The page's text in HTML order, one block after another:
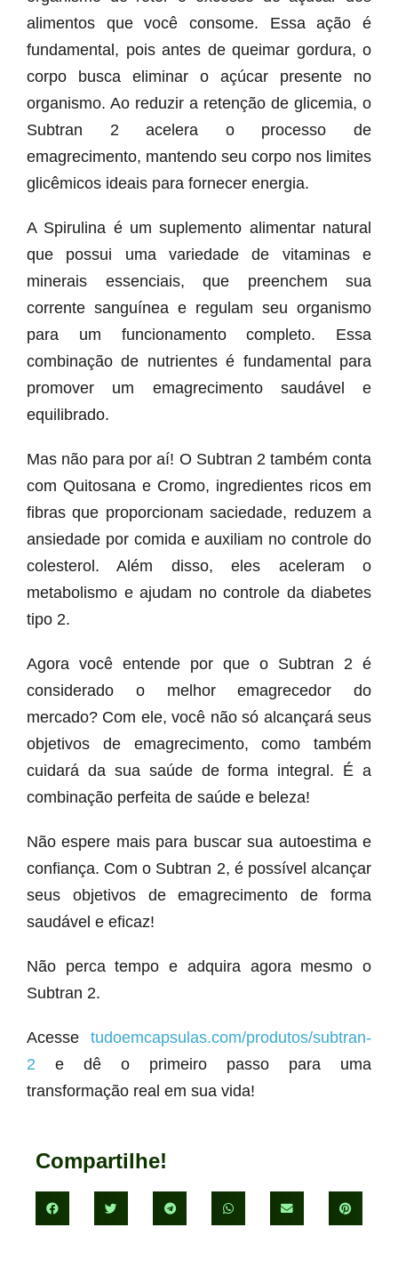
alimentos que você consome. Essa ação é
fundamental, pois antes de queimar gordura, o
corpo busca eliminar o açúcar presente no
organismo. Ao reduzir a retenção de glicemia, o
Subtran 2 acelera o processo de
emagrecimento, mantendo seu corpo nos limites
glicêmicos ideais para fornecer energia.
A Spirulina é um suplemento alimentar natural
que possui uma variedade de vitaminas e
minerais essenciais, que preenchem sua
corrente sanguínea e regulam seu organismo
para um funcionamento completo. Essa
combinação de nutrientes é fundamental para
promover um emagrecimento saudável e
equilibrado.
Mas não para por aí! O Subtran 2 também conta
com Quitosana e Cromo, ingredientes ricos em
fibras que proporcionam saciedade, reduzem a
ansiedade por comida e auxiliam no controle do
colesterol. Além disso, eles aceleram o
metabolismo e ajudam no controle da diabetes
tipo 2.
Agora você entende por que o Subtran 2 é
considerado o melhor emagrecedor do
mercado? Com ele, você não só alcançará seus
objetivos de emagrecimento, como também
cuidará da sua saúde de forma integral. É a
combinação perfeita de saúde e beleza!
Não espere mais para buscar sua autoestima e
confiança. Com o Subtran 2, é possível alcançar
seus objetivos de emagrecimento de forma
saudável e eficaz!
Não perca tempo e adquira agora mesmo o
Subtran 2.
Acesse tudoemcapsulas.com/produtos/subtran-
2 e dê o primeiro passo para uma
transformação real em sua vida!
Compartilhe!